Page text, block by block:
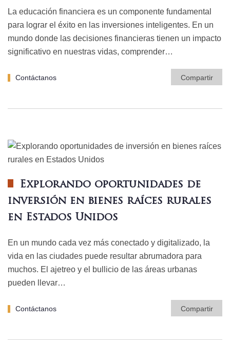
La educación financiera es un componente fundamental
para lograr el éxito en las inversiones inteligentes. En un
mundo donde las decisiones financieras tienen un impacto
significativo en nuestras vidas, comprender…
Contáctanos Compartir
Explorando oportunidades de
inversión en bienes raíces rurales
en Estados Unidos
En un mundo cada vez más conectado y digitalizado, la
vida en las ciudades puede resultar abrumadora para
muchos. El ajetreo y el bullicio de las áreas urbanas
pueden llevar…
Contáctanos Compartir